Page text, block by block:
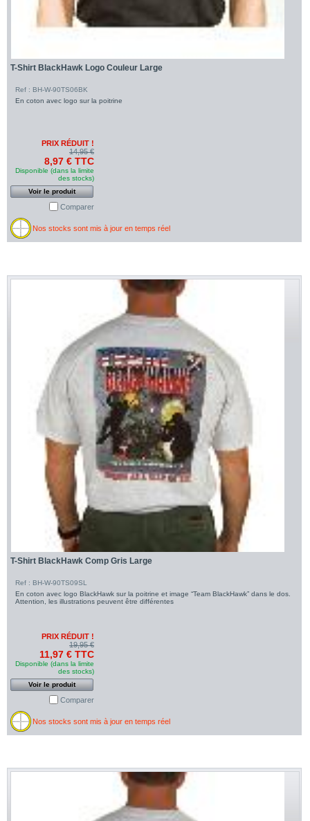
T-Shirt BlackHawk Logo Couleur Large
Ref : BH-W-90TS06BK
En coton avec logo sur la poitrine
PRIX RÉDUIT !
14,95 €
8,97 € TTC
Disponible (dans la limite
des stocks)
Voir le produit
Comparer
Nos stocks sont mis à jour en temps réel
T-Shirt BlackHawk Comp Gris Large
Ref : BH-W-90TS09SL
En coton avec logo BlackHawk sur la poitrine et image “Team BlackHawk” dans le dos.
Attention, les illustrations peuvent être différentes
PRIX RÉDUIT !
19,95 €
11,97 € TTC
Disponible (dans la limite
des stocks)
Voir le produit
Comparer
Nos stocks sont mis à jour en temps réel